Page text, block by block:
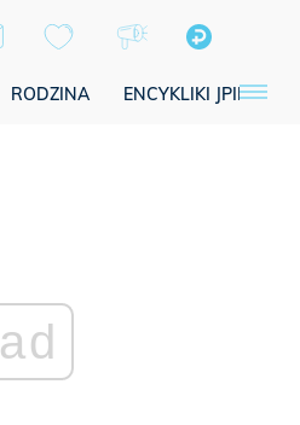
RODZINA ENCYKLIKI JPII
ad